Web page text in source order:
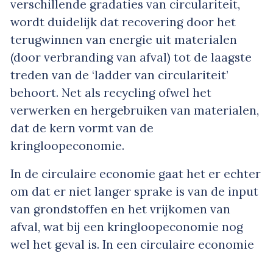
verschillende gradaties van circulariteit,
wordt duidelijk dat recovering door het
terugwinnen van energie uit materialen
(door verbranding van afval) tot de laagste
treden van de ‘ladder van circulariteit’
behoort. Net als recycling ofwel het
verwerken en hergebruiken van materialen,
dat de kern vormt van de
kringloopeconomie.
In de circulaire economie gaat het er echter
om dat er niet langer sprake is van de input
van grondstoffen en het vrijkomen van
afval, wat bij een kringloopeconomie nog
wel het geval is. In een circulaire economie